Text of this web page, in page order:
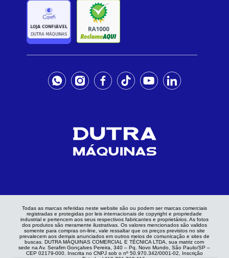
Todas as marcas referidas neste website são ou podem ser marcas comerciais
registradas e protegidas por leis internacionais de copyright e propriedade
industrial e pertencem aos seus respectivos fabricantes e proprietários. As fotos
dos produtos são meramente ilustrativas. Os valores mencionados são validos
somente para compras on-line, vale ressaltar que os preços previstos no site
prevalecem aos demais anunciados em outros meios de comunicação e sites de
buscas. DUTRA MÁQUINAS COMERCIAL E TÉCNICA LTDA, sua matriz com
sede na Av. Serafim Gonçalves Pereira, 340 – Pq. Novo Mundo, São Paulo/SP –
CEP 02179-000. Inscrita no CNPJ sob o nº 50.970.342/0001-02, Inscrição